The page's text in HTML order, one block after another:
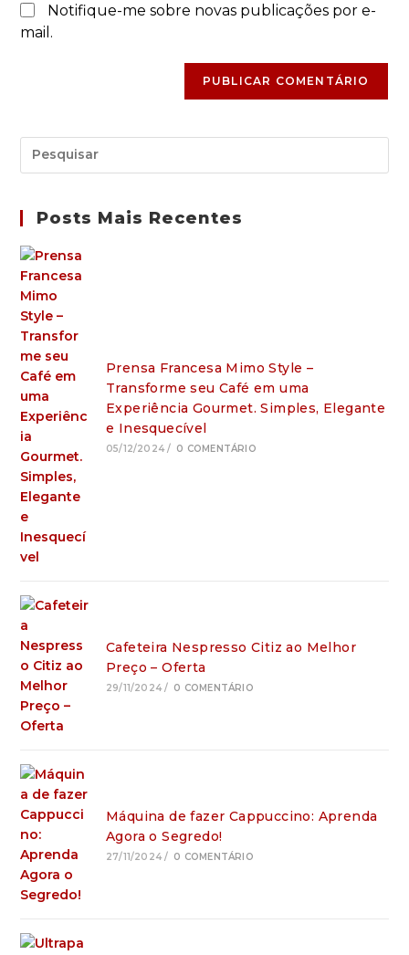
Notifique-me sobre novas publicações por e-
mail.
Posts Mais Recentes
Prensa Francesa Mimo Style –
Transforme seu Café em uma
Experiência Gourmet. Simples, Elegante
e Inesquecível
05/12/2024 / 0 COMENTÁRIO
Cafeteira Nespresso Citiz ao Melhor
Preço – Oferta
29/11/2024 / 0 COMENTÁRIO
Máquina de fazer Cappuccino: Aprenda
Agora o Segredo!
27/11/2024 / 0 COMENTÁRIO